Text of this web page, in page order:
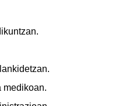
medikoan.